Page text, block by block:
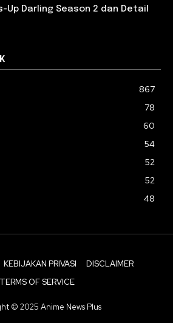
Up Darling Season 2 dan Detail
867
78
60
54
52
52
48
KEBIJAKAN PRIVASI
DISCLAIMER
TERMS OF SERVICE
© 2025 Anime News Plus